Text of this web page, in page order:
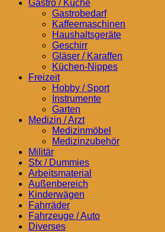
Gastro / Küche
Gastrobedarf
Kaffeemaschinen
Haushaltsgeräte
Geschirr
Gläser / Karaffen
Küchen-Nippes
Freizeit
Hobby / Sport
Instrumente
Garten
Medizin / Arzt
Medizinmöbel
Medizinzubehör
Militär
Sfx / Dummies
Arbeitsmaterial
Außenbereich
Kinderwägen
Fahrräder
Fahrzeuge / Auto
Diverses